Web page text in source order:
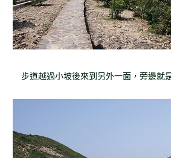
步道越過小坡後來到另外一面，旁邊就